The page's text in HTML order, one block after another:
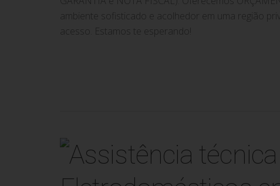
ambiente sofisticado e acolhedor em uma região
acesso. Estamos te esperando!